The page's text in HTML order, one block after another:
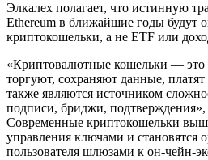
Элкалех полагает, что истинную
Ethereum в ближайшие годы будут
криптокошельки, а не ETF или
«Криптовалютные кошельки — это
торгуют, сохраняют данные,
также являются источником
подписи, бриджи,
Современные криптокошельки
управления ключами и становятся
пользователя шлюзами к он-чейн-